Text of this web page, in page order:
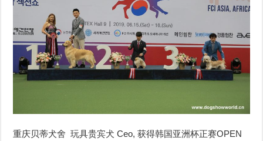
重庆贝蒂犬舍 玩具贵宾犬 Ceo, 获得韩国亚洲杯正赛OPEN